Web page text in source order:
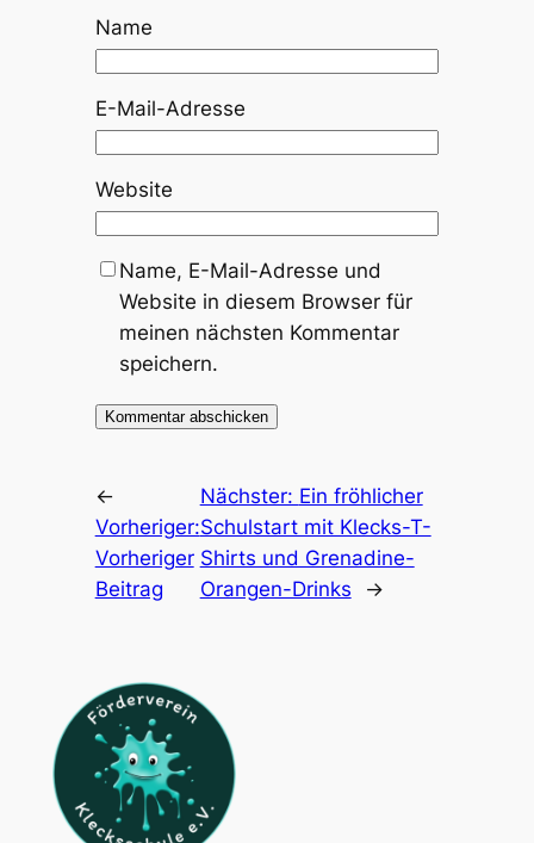
Name
E-Mail-Adresse
Website
Name, E-Mail-Adresse und
Website in diesem Browser für
meinen nächsten Kommentar
speichern.
←
Vorheriger:
Vorheriger
Beitrag
Nächster: Ein fröhlicher
Schulstart mit Klecks-T-
Shirts und Grenadine-
Orangen-Drinks
→